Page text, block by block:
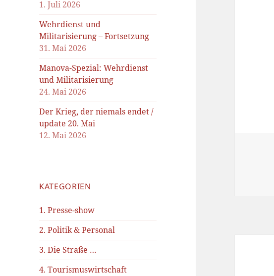
1. Juli 2026
Wehrdienst und
Militarisierung – Fortsetzung
31. Mai 2026
Manova-Spezial: Wehrdienst
und Militarisierung
24. Mai 2026
Der Krieg, der niemals endet /
update 20. Mai
12. Mai 2026
KATEGORIEN
1. Presse-show
2. Politik & Personal
3. Die Straße …
4. Tourismuswirtschaft